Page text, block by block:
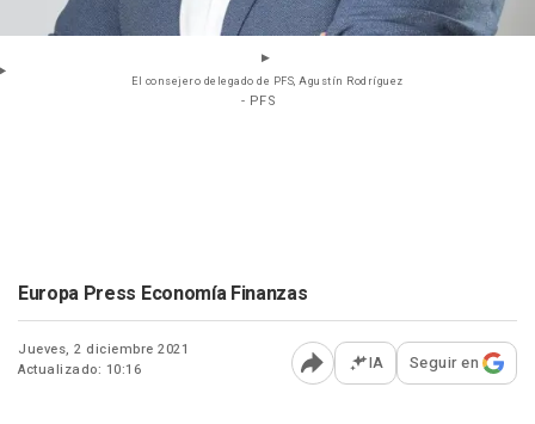
El consejero delegado de PFS, Agustín Rodríguez
- PFS
Europa Press Economía Finanzas
Jueves, 2 diciembre 2021
Actualizado: 10:16
Abrir opciones para
IA Seguir en